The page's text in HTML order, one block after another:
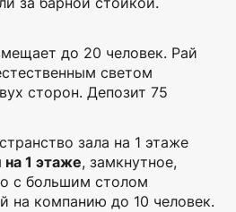
до 20 человек. Рай
светом
сторон. Депозит 75
зала на 1 этаже
1 этаже, замкнутное,
с большим столом
на компанию до 10 человек.